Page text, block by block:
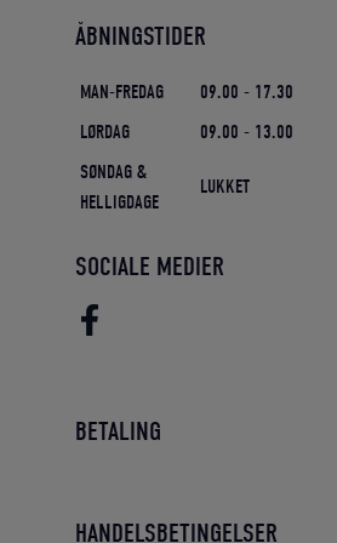
ÅBNINGSTIDER
MAN-FREDAG
09.00 - 17.30
LØRDAG
09.00 - 13.00
SØNDAG &
HELLIGDAGE
LUKKET
SOCIALE MEDIER
BETALING
HANDELSBETINGELSER